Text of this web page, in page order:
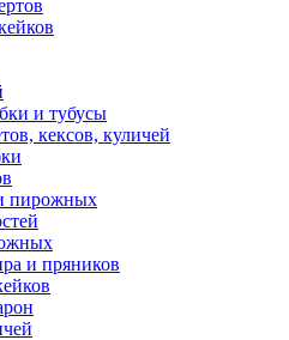
и тубусы
кексов, куличей
пирожных
и пряников